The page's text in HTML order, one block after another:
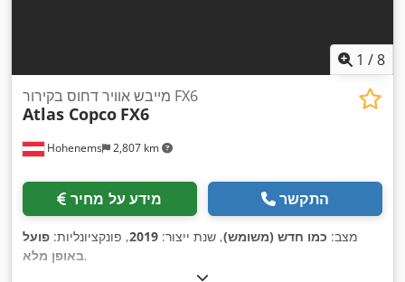
1 /8
Hohenems 2,807 km
מייבש אוויר דחוס בקירור FX6
Atlas Copco FX6
מידע על מחיר התקשר
מצב: כמו חדש (משומש), שנת ייצור: 2019, פונקציונליות: פועל
באופן מלא,